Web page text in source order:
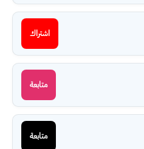
اشتراك
متابعة
متابعة